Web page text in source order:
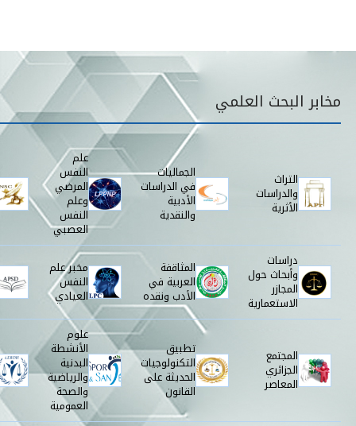
قائمة مخابر البحث
مخابر البحث العلمي
التراث
والدراسات
الأثرية
الجماليات
في الدراسات
الأدبية
والنقدية
علم
النفس
المرضي
وعلم
النفس
العصبي
دراسات
وأبحاث حول
المجازر
الاستعمارية
المثاقفة
العربية في
الأدب ونقده
مخبر علم
النفس
العيادي
المجتمع
الجزائري
المعاصر
تطبيق
التكنولوجيات
الحديثة على
القانون
علوم
الأنشطة
البدنية
والرياضية
والصحة
العمومية